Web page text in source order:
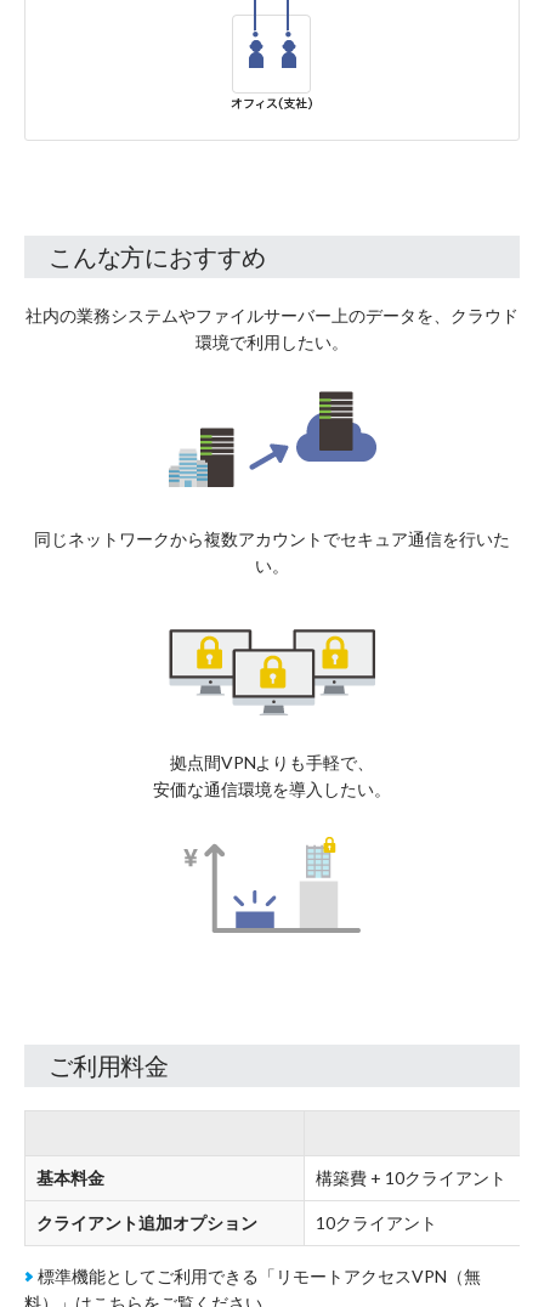
こんな方におすすめ
社内の業務システムやファイルサーバー上のデータを、クラウド
環境で利用したい。
同じネットワークから複数アカウントでセキュア通信を行いた
い。
拠点間VPNよりも手軽で、
安価な通信環境を導入したい。
ご利用料金
基本料金 構築費 + 10クライアント
クライアント追加オプション 10クライアント
標準機能としてご利用できる「リモートアクセスVPN（無
料）」はこちらをご覧ください。